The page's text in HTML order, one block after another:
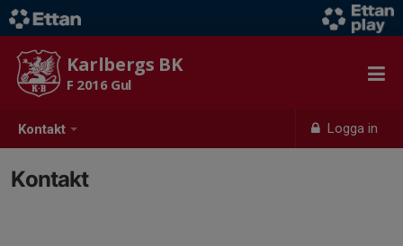
Kontakt Logga in
Karlbergs BK
F 2016 Gul
Kontakt